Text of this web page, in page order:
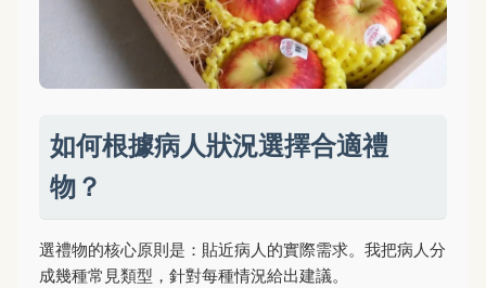
如何根據病人狀況選擇合適禮
物？
選禮物的核心原則是：貼近病人的實際需求。我把病人分
成幾種常見類型，針對每種情況給出建議。